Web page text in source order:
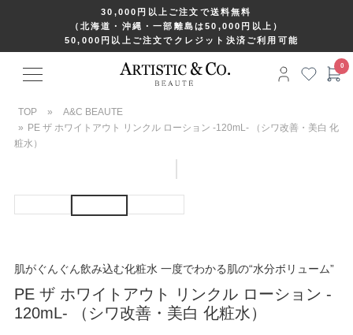
30,000円以上ご注文で送料無料
（北海道・沖縄・一部離島は50,000円以上）
50,000円以上ご注文でクレジット決済ご利用可能
TOP »
A&C BEAUTE
» PE ザ ホワイトアウト リンクル ローション -120mL- （シワ改善・美白 化
粧水）
肌がぐんぐん飲み込む化粧水 一度でわかる肌の“水分ボリューム”
PE ザ ホワイトアウト リンクル ローション -
120mL- （シワ改善・美白 化粧水）